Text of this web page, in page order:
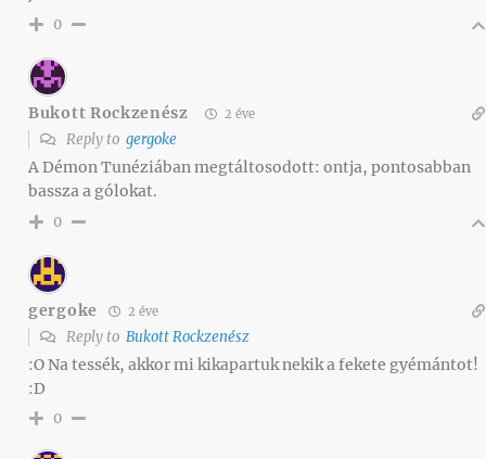
0
Bukott Rockzenész 2 éve
Reply to gergoke
A Démon Tunéziában megtáltosodott: ontja, pontosabban
bassza a gólokat.
0
gergoke 2 éve
Reply to Bukott Rockzenész
:O Na tessék, akkor mi kikapartuk nekik a fekete gyémántot!
:D
0